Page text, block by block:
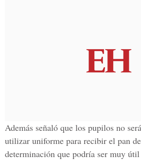
Además señaló que los pupilos no
utilizar uniforme para recibir el pan
determinación que podría ser muy